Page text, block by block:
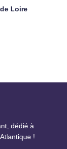
Loire
dédié à
!